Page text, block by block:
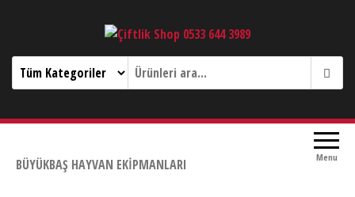
Çiftlik Shop 0533 644 3989
Menu
BÜYÜKBAŞ HAYVAN EKIPMANLARI